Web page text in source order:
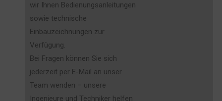
wir Ihnen Bedienungsanleitungen
sowie technische
Einbauzeichnungen zur
Verfügung.
Bei Fragen können Sie sich
jederzeit per E-Mail an unser
Team wenden – unsere
Ingenieure und Techniker helfen